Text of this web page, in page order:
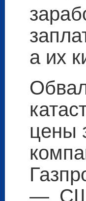
а их
цены
—